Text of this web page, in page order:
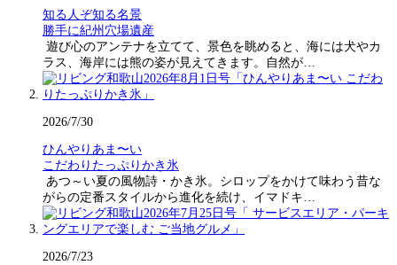
知る人ぞ知る名景
勝手に紀州穴場遺産
遊び心のアンテナを立てて、景色を眺めると、海には犬やカ
ラス、海岸には熊の姿が見えてきます。自然が…
2026/7/30
ひんやりあま〜い
こだわりたっぷりかき氷
あつ～い夏の風物詩・かき氷。シロップをかけて味わう昔な
がらの定番スタイルから進化を続け、イマドキ…
2026/7/23